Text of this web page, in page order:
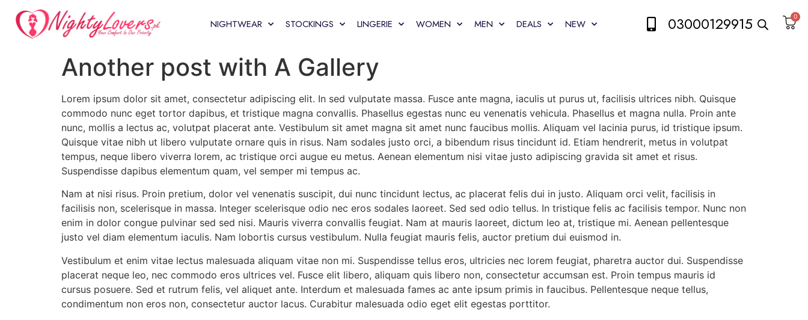
NIGHTWEAR STOCKINGS LINGERIE WOMEN MEN DEALS NEW 03000129915 0
Another post with A Gallery
Lorem ipsum dolor sit amet, consectetur adipiscing elit. In sed vulputate massa. Fusce ante magna, iaculis ut purus ut, facilisis ultrices nibh. Quisque
commodo nunc eget tortor dapibus, et tristique magna convallis. Phasellus egestas nunc eu venenatis vehicula. Phasellus et magna nulla. Proin ante
nunc, mollis a lectus ac, volutpat placerat ante. Vestibulum sit amet magna sit amet nunc faucibus mollis. Aliquam vel lacinia purus, id tristique ipsum.
Quisque vitae nibh ut libero vulputate ornare quis in risus. Nam sodales justo orci, a bibendum risus tincidunt id. Etiam hendrerit, metus in volutpat
tempus, neque libero viverra lorem, ac tristique orci augue eu metus. Aenean elementum nisi vitae justo adipiscing gravida sit amet et risus.
Suspendisse dapibus elementum quam, vel semper mi tempus ac.
Nam at nisi risus. Proin pretium, dolor vel venenatis suscipit, dui nunc tincidunt lectus, ac placerat felis dui in justo. Aliquam orci velit, facilisis in
facilisis non, scelerisque in massa. Integer scelerisque odio nec eros sodales laoreet. Sed sed odio tellus. In tristique felis ac facilisis tempor. Nunc non
enim in dolor congue pulvinar sed sed nisi. Mauris viverra convallis feugiat. Nam at mauris laoreet, dictum leo at, tristique mi. Aenean pellentesque
justo vel diam elementum iaculis. Nam lobortis cursus vestibulum. Nulla feugiat mauris felis, auctor pretium dui euismod in.
Vestibulum et enim vitae lectus malesuada aliquam vitae non mi. Suspendisse tellus eros, ultricies nec lorem feugiat, pharetra auctor dui. Suspendisse
placerat neque leo, nec commodo eros ultrices vel. Fusce elit libero, aliquam quis libero non, consectetur accumsan est. Proin tempus mauris id
cursus posuere. Sed et rutrum felis, vel aliquet ante. Interdum et malesuada fames ac ante ipsum primis in faucibus. Pellentesque neque tellus,
condimentum non eros non, consectetur auctor lacus. Curabitur malesuada odio eget elit egestas porttitor.